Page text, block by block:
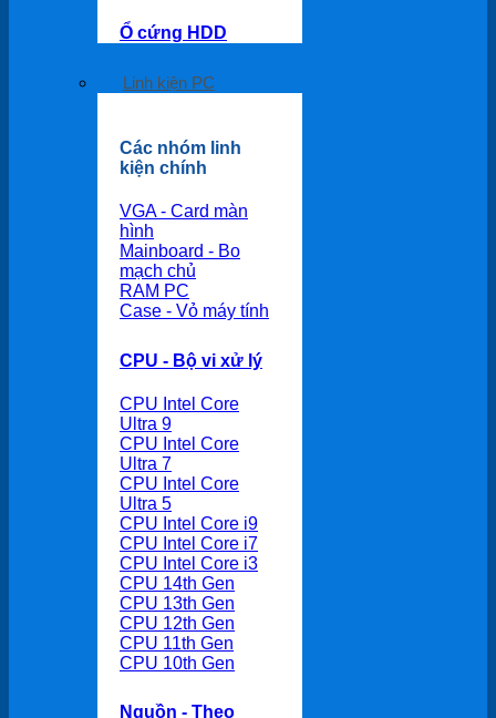
Ổ cứng HDD
Linh kiện PC
Các nhóm linh
kiện chính
VGA - Card màn
hình
Mainboard - Bo
mạch chủ
RAM PC
Case - Vỏ máy tính
CPU - Bộ vi xử lý
CPU Intel Core
Ultra 9
CPU Intel Core
Ultra 7
CPU Intel Core
Ultra 5
CPU Intel Core i9
CPU Intel Core i7
CPU Intel Core i3
CPU 14th Gen
CPU 13th Gen
CPU 12th Gen
CPU 11th Gen
CPU 10th Gen
Nguồn - Theo